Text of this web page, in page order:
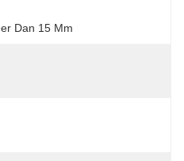
Dan 15 Mm